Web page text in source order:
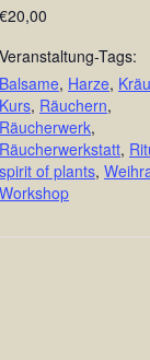
€20,00
Veranstaltung-Tags:
Balsame, Harze,
Kurs, Räuchern,
Räucherwerk,
Räucherwerkstatt,
spirit of plants,
Workshop